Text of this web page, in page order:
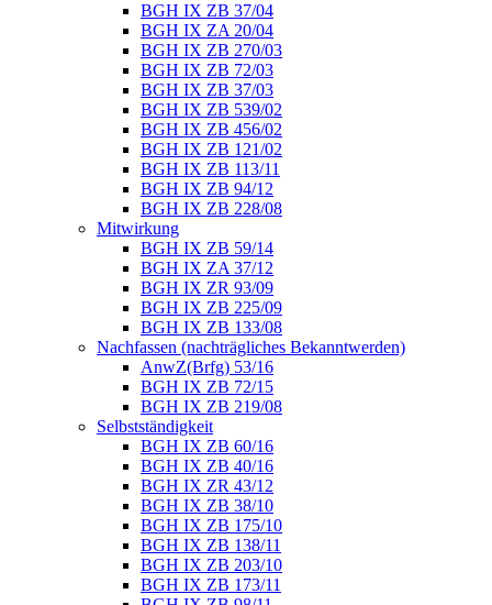
BGH IX ZB 37/04
BGH IX ZA 20/04
BGH IX ZB 270/03
BGH IX ZB 72/03
BGH IX ZB 37/03
BGH IX ZB 539/02
BGH IX ZB 456/02
BGH IX ZB 121/02
BGH IX ZB 113/11
BGH IX ZB 94/12
BGH IX ZB 228/08
Mitwirkung
BGH IX ZB 59/14
BGH IX ZA 37/12
BGH IX ZR 93/09
BGH IX ZB 225/09
BGH IX ZB 133/08
Nachfassen (nachträgliches Bekanntwerden)
AnwZ(Brfg) 53/16
BGH IX ZB 72/15
BGH IX ZB 219/08
Selbstständigkeit
BGH IX ZB 60/16
BGH IX ZB 40/16
BGH IX ZR 43/12
BGH IX ZB 38/10
BGH IX ZB 175/10
BGH IX ZB 138/11
BGH IX ZB 203/10
BGH IX ZB 173/11